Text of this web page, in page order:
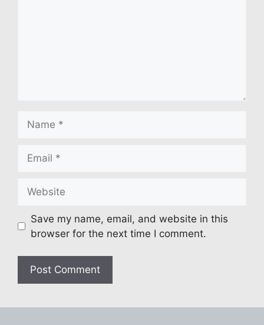
Save my name, email, and website in this
browser for the next time I comment.